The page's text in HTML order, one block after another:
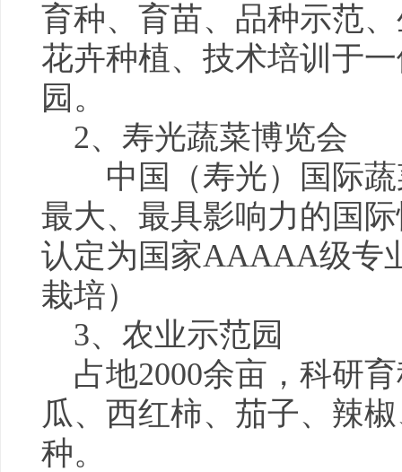
育种、育苗、品种示范
花卉种植、技术培训于
园。
2、寿光蔬菜博览会
中国（寿光）国际
最大、最具影响力的国
认定为国家AAAAA级专
栽培）
3、农业示范园
占地2000余亩，科研
瓜、西红柿、茄子、辣
种。